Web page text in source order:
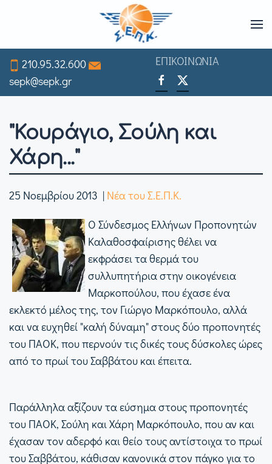
to
main
content
210.95.32.600
sepk@sepk.gr
ΕΠΙΚΟΙΝΩΝΙΑ
"Κουράγιο, Σούλη και
Χάρη..."
25 Νοεμβρίου 2013 | Νέα του Σ.Ε.Π.Κ.
Ο Σύνδεσμος Ελλήνων Προπονητών
Καλαθοσφαίρισης θέλει να
εκφράσει τα θερμά του
συλλυπητήρια στην οικογένεια
Μαρκοπούλου, που έχασε ένα
εκλεκτό μέλος της, τον Γιώργο Μαρκόπουλο, αλλά
και να ευχηθεί "καλή δύναμη" στους δύο προπονητές
του ΠΑΟΚ, που περνούν τις δικές τους δύσκολες ώρες
από το πρωί του Σαββάτου και έπειτα.
Παράλληλα αξίζουν τα εύσημα στους προπονητές
του ΠΑΟΚ, Σούλη και Χάρη Μαρκόπουλο, που αν και
έχασαν τον αδερφό και θείο τους αντίστοιχα το πρωί
του Σαββάτου, κάθισαν κανονικά στον πάγκο για το